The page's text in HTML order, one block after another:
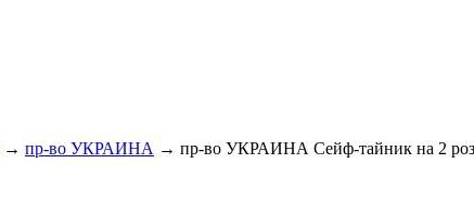
→ пр-во УКРАИНА → пр-во УКРАИНА Сейф-тайник на 2